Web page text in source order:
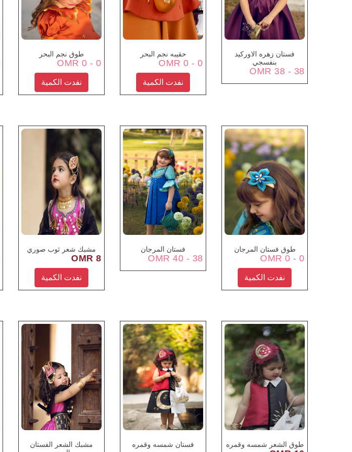
فستان زهره الاوركيد
بنفسجي
38 - 38 OMR
حقيبه نجم البحر
0 - 0 OMR
نفدت الكمية
طوق نجم البحر
0 - 0 OMR
نفدت الكمية
طوق فستان المرجان
0 - 0 OMR
نفدت الكمية
فستان المرجان
38 - 40 OMR
مشبك شعر ثوب صوري
8 OMR
نفدت الكمية
طوق الشعر شمسه وقمره فستان شمسه وقمره
مشبك الشعر الفستان